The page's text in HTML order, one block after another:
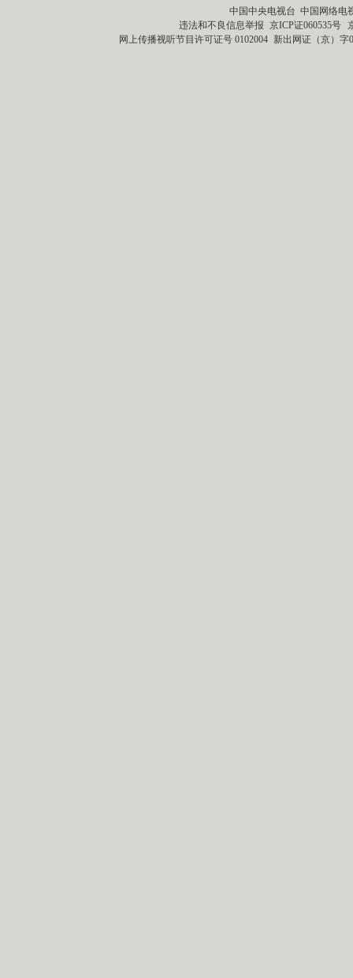
中国中央电视台 中国网络电
违法和不良信息举报 京ICP证060535号
网上传播视听节目许可证号 0102004 新出网证（京）